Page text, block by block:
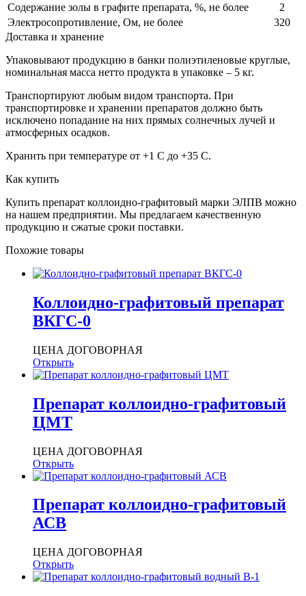
Содержание золы в графите препарата, %, не более
2
Электросопротивление, Ом, не более
320
Доставка и хранение
Упаковывают продукцию в банки полиэтиленовые круглые,
номинальная масса нетто продукта в упаковке – 5 кг.
Транспортируют любым видом транспорта. При
транспортировке и хранении препаратов должно быть
исключено попадание на них прямых солнечных лучей и
атмосферных осадков.
Хранить при температуре от +1 С до +35 С.
Как купить
Купить препарат коллоидно-графитовый марки ЭЛПВ можно
на нашем предприятии. Мы предлагаем качественную
продукцию и сжатые сроки поставки.
Похожие товары
Коллоидно-графитовый препарат
ВКГС-0
ЦЕНА ДОГОВОРНАЯ
Открыть
Препарат коллоидно-графитовый
ЦМТ
ЦЕНА ДОГОВОРНАЯ
Открыть
Препарат коллоидно-графитовый
АСВ
ЦЕНА ДОГОВОРНАЯ
Открыть